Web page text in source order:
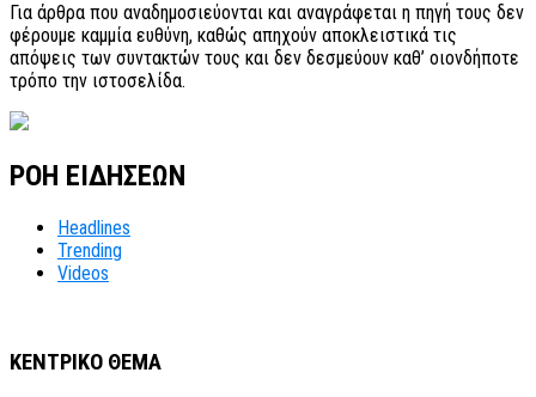
Για άρθρα που αναδημοσιεύονται και αναγράφεται η πηγή τους δεν
φέρουμε καμμία ευθύνη, καθώς απηχούν αποκλειστικά τις
απόψεις των συντακτών τους και δεν δεσμεύουν καθ’ οιονδήποτε
τρόπο την ιστοσελίδα.
ΡΟΗ ΕΙΔΗΣΕΩΝ
Headlines
Trending
Videos
ΚΕΝΤΡΙΚΟ ΘΕΜΑ